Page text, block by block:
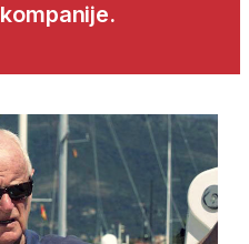
kompanije.